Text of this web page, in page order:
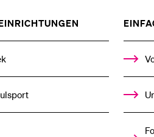
%1$S
UNTERMENÜ